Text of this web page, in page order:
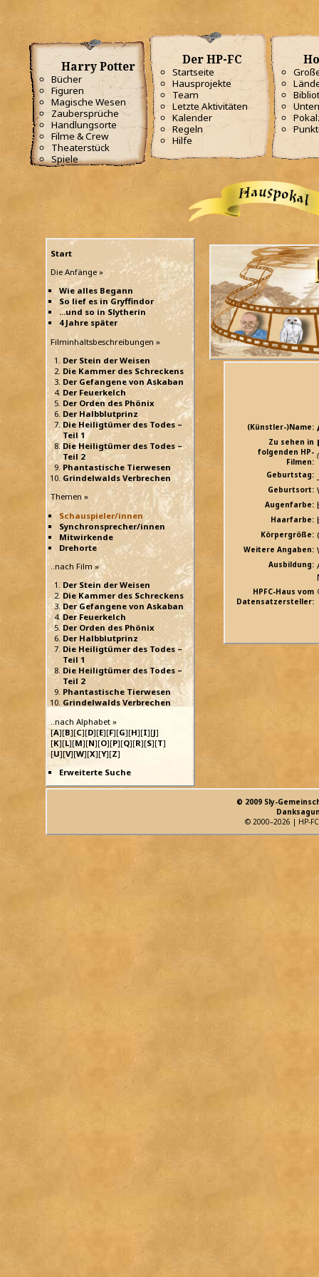
Harry Potter
Bücher
Figuren
Magische Wesen
Zaubersprüche
Handlungsorte
Filme & Crew
Theaterstück
Spiele
Der HP-FC
Startseite
Hausprojekte
Team
Letzte Aktivitäten
Kalender
Regeln
Hilfe
Start
Die Anfänge »
Wie alles Begann
So lief es in Gryffindor
...und so in Slytherin
4 Jahre später
Filminhaltsbeschreibungen »
Der Stein der Weisen
Die Kammer des Schreckens
Der Gefangene von Askaban
Der Feuerkelch
Der Orden des Phönix
Der Halbblutprinz
Die Heiligtümer des Todes –
Teil 1
Die Heiligtümer des Todes –
Teil 2
Phantastische Tierwesen
Grindelwalds Verbrechen
Themen »
Schauspieler/innen
Synchronsprecher/innen
Mitwirkende
Drehorte
..nach Film »
Der Stein der Weisen
Die Kammer des Schreckens
Der Gefangene von Askaban
Der Feuerkelch
Der Orden des Phönix
Der Halbblutprinz
Die Heiligtümer des Todes –
Teil 1
Die Heiligtümer des Todes –
Teil 2
Phantastische Tierwesen
Grindelwalds Verbrechen
..nach Alphabet »
[A][B][C][D][E][F][G][H][I][J]
[K][L][M][N][O][P][Q][R][S][T]
[U][V][W][X][Y][Z]
Erweiterte Suche
(Künstler-)Name:
Zu sehen in
folgenden HP-
Filmen:
Geburtstag:
Geburtsort:
Augenfarbe:
Haarfarbe:
Körpergröße:
Weitere Angaben:
Ausbildung:
HPFC-Haus vom
Datensatzersteller:
© 2009 Sly-
© 2000–2026 | HP-